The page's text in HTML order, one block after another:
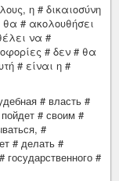
η # δικαιοσύνη
# ακολουθήσει
να #
# δεν # θα
# είναι η #
# власть #
# своим #
#
# делать #
#